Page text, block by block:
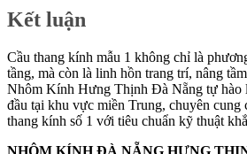
Kết luận
Cầu thang kính mẫu 1 không chỉ là
tầng, mà còn là linh hồn trang trí, nâng
Nhôm Kính Hưng Thịnh Đà Nẵng tự hào
đầu tại khu vực miền Trung, chuyên cung
thang kính số 1 với tiêu chuẩn kỹ thuật